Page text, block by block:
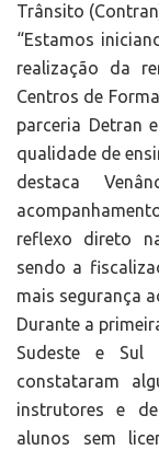
Trânsito
“Estamos
realização da
Centros de
parceria Detran
qualidade de
destaca
reflexo direto
sendo a
mais segurança
Durante a
Sudeste e Sul
constataram
instrutores e
alunos sem